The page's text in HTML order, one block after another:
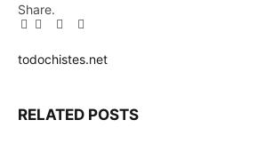
Share.
Facebook
TwitterPinterest
LinkedIn
Tumblr
Email
todochistes.net
RELATED POSTS